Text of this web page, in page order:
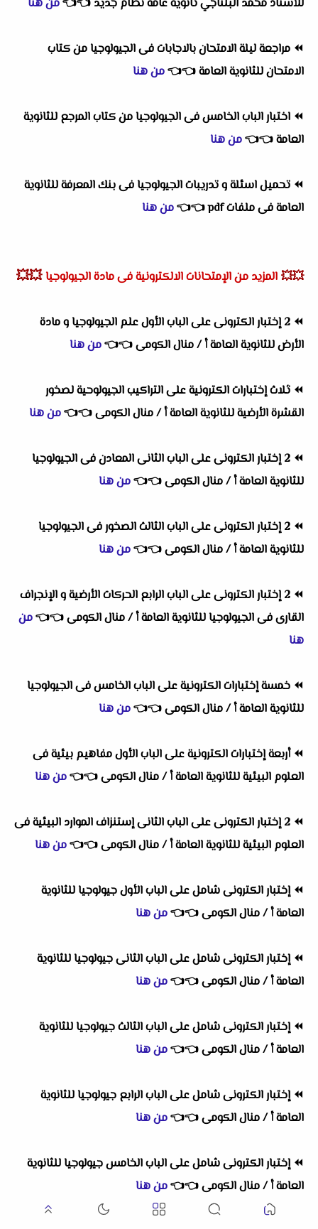
للأستاذ محمد البلتاجي ثانوية عامة نظام جديد 👈
👈من هنا
⏪ مراجعة ليلة الامتحان بالاجابات فى الجيولوجيا من كتاب
الامتحان للثانوية العامة👈
👈من هنا
⏪ اختبار الباب الخامس فى الجيولوجيا من كتاب المرجع للثانوية
العامة👈
👈من هنا
⏪ تحميل اسئلة و تدريبات الجيولوجيا فى بنك المعرفة للثانوية
العامة فى ملفات pdf
👈
👈من هنا
💥💥 المزيد من الإمتحانات الالكترونية فى مادة الجيولوجيا 💥💥
⏪
2 إختبار الكترونى على الباب الأول علم الجيولوجيا و مادة
الأرض للثانوية العامة أ / منال الكومى👈
👈من هنا
⏪ ثلاث إختبارات الكترونية على التراكيب الجيولوحية لصخور
القشرة الأرضية للثانوية العامة أ / منال الكومى👈
👈من هنا
⏪
2 إختبار الكترونى على الباب الثانى المعادن فى الجيولوجيا
للثانوية العامة أ / منال الكومى👈
👈من هنا
⏪
2 إختبار الكترونى على الباب الثالث الصخور فى الجيولوجيا
للثانوية العامة أ / منال الكومى👈
👈من هنا
⏪
2 إختبار الكترونى على الباب الرابع الحركات الأرضية و الإنجراف
القارى فى الجيولوجيا للثانوية العامة أ / منال الكومى👈
👈من
هنا
⏪ خمسة إختبارات الكترونية على الباب الخامس فى الجيولوجيا
للثانوية العامة أ / منال الكومى👈
👈من هنا
⏪أربعة إختبارات الكترونية على الباب الأول مفاهيم بيئية فى
العلوم البيئية للثانوية العامة أ / منال الكومى👈
👈من هنا
⏪
2 إختبار الكترونى على الباب الثانى إستنزاف الموارد البيئية فى
العلوم البيئية للثانوية العامة أ / منال الكومى👈
👈من هنا
⏪إختبار الكترونى شامل على الباب الأول جيولوجيا للثانوية
العامة أ / منال الكومى👈
👈من هنا
⏪إختبار الكترونى شامل على الباب الثانى جيولوجيا للثانوية
العامة أ / منال الكومى👈
👈من هنا
⏪إختبار الكترونى شامل على الباب الثالث جيولوجيا للثانوية
العامة أ / منال الكومى👈
👈من هنا
⏪إختبار الكترونى شامل على الباب الرابع جيولوجيا للثانوية
العامة أ / منال الكومى👈
👈من هنا
⏪إختبار الكترونى شامل على الباب الخامس جيولوجيا للثانوية
العامة أ / منال الكومى👈
👈من هنا